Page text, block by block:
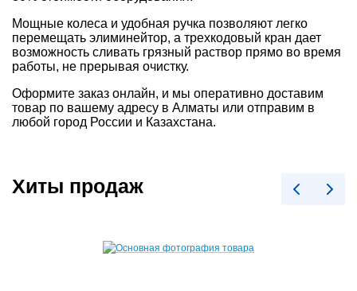
Мощные колеса и удобная ручка позволяют легко
перемещать элиминейтор, а трехкодовый кран дает
возможность сливать грязный раствор прямо во время
работы, не прерывая очистку.
Оформите заказ онлайн, и мы оперативно доставим
товар по вашему адресу в Алматы или отправим в
любой город России и Казахстана.
Хиты продаж